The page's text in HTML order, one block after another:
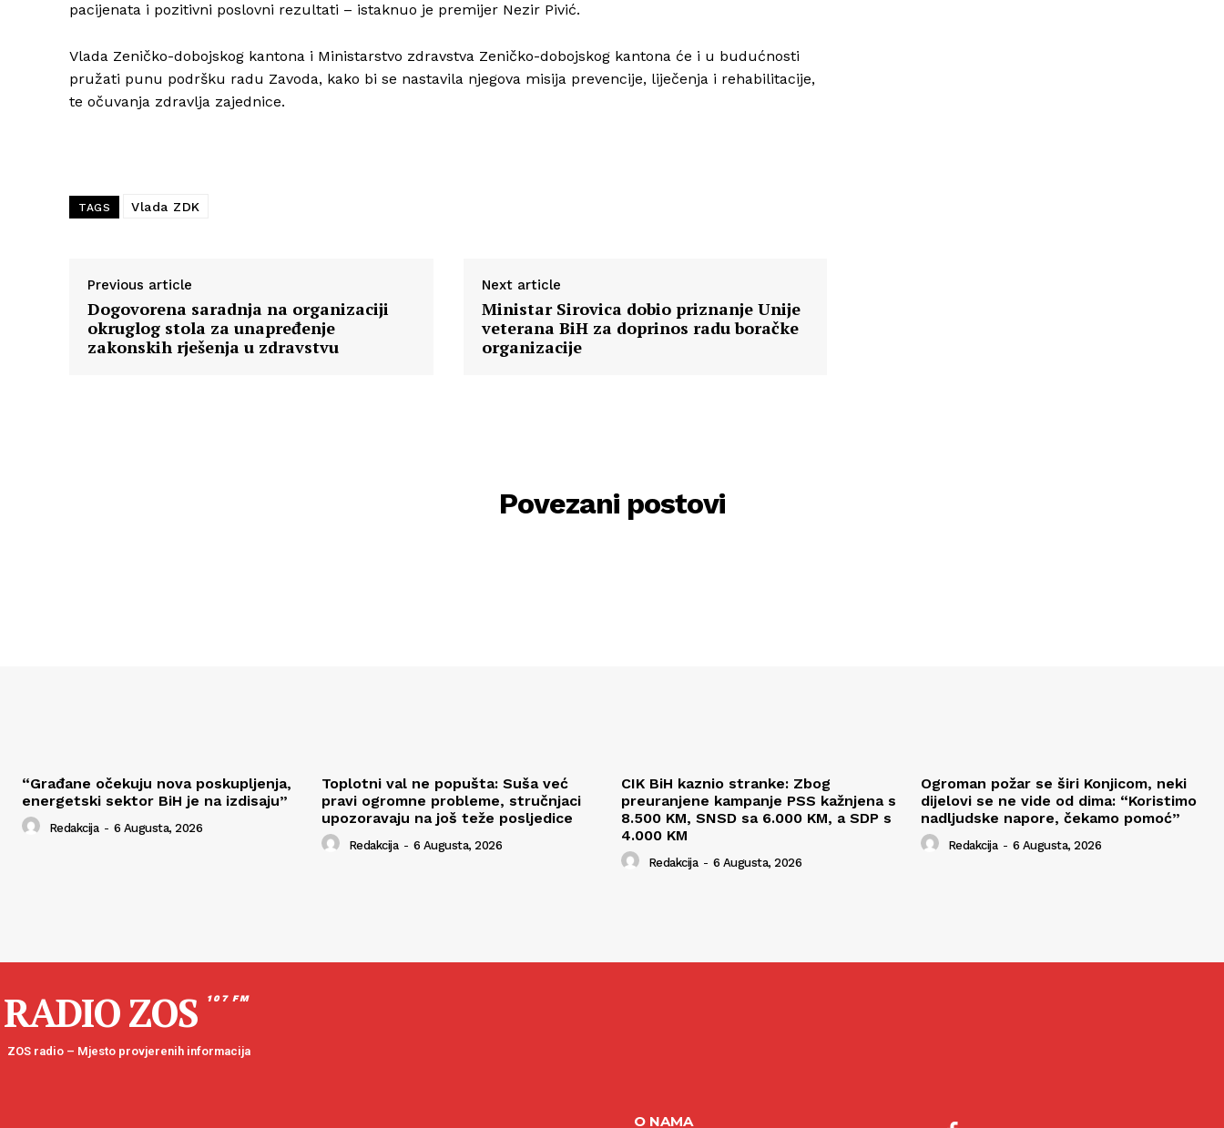
pacijenata i pozitivni poslovni rezultati – istaknuo je premijer Nezir Pivić.
Vlada Zeničko-dobojskog kantona i Ministarstvo zdravstva Zeničko-dobojskog kantona će i u budućnosti
pružati punu podršku radu Zavoda, kako bi se nastavila njegova misija prevencije, liječenja i rehabilitacije,
te očuvanja zdravlja zajednice.
TAGS Vlada ZDK
Previous article
Dogovorena saradnja na organizaciji
okruglog stola za unapređenje
zakonskih rješenja u zdravstvu
Next article
Ministar Sirovica dobio priznanje Unije
veterana BiH za doprinos radu boračke
organizacije
Povezani postovi
“Građane očekuju nova poskupljenja,
energetski sektor BiH je na izdisaju”
Redakcija - 6 Augusta, 2026
Toplotni val ne popušta: Suša već
pravi ogromne probleme, stručnjaci
upozoravaju na još teže posljedice
Redakcija - 6 Augusta, 2026
CIK BiH kaznio stranke: Zbog
preuranjene kampanje PSS kažnjena s
8.500 KM, SNSD sa 6.000 KM, a SDP s
4.000 KM
Redakcija - 6 Augusta, 2026
Ogroman požar se širi Konjicom, neki
dijelovi se ne vide od dima: “Koristimo
nadljudske napore, čekamo pomoć”
Redakcija - 6 Augusta, 2026
RADIO ZOS 107 FM
ZOS radio – Mjesto provjerenih informacija
O NAMA